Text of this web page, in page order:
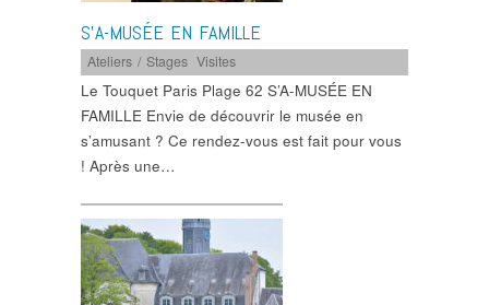
S’A-MUSÉE EN FAMILLE
Ateliers / Stages ,Visites
Le Touquet Paris Plage 62 S’A-MUSÉE EN
FAMILLE Envie de découvrir le musée en
s’amusant ? Ce rendez-vous est fait pour vous
! Après une…